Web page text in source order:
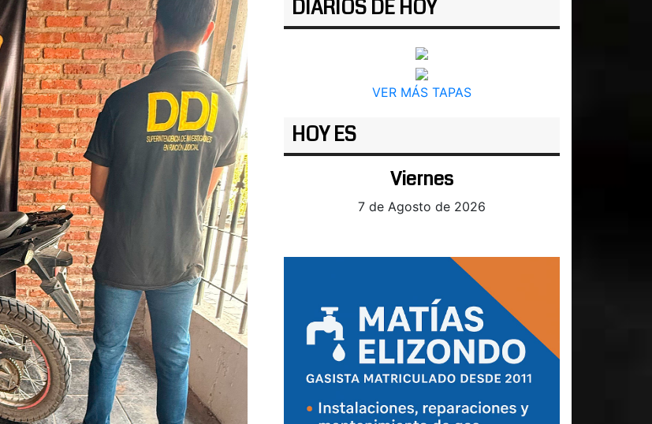
DIARIOS DE HOY
VER MÁS TAPAS
HOY ES
Viernes
7 de Agosto de 2026